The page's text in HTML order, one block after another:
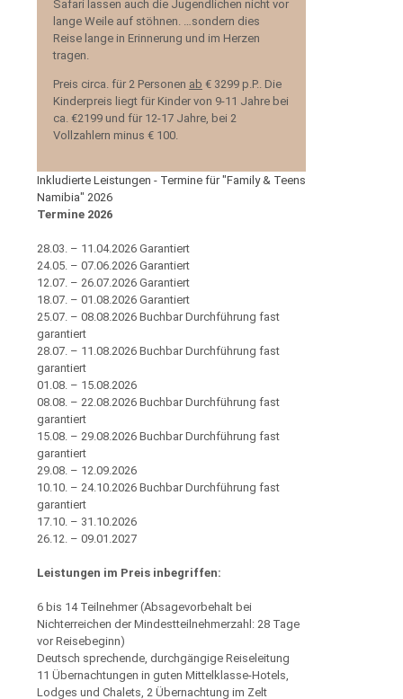
Safari lassen auch die Jugendlichen nicht vor
lange Weile auf stöhnen. …sondern dies
Reise lange in Erinnerung und im Herzen
tragen.
Preis circa. für 2 Personen ab € 3299 p.P.. Die
Kinderpreis liegt für Kinder von 9-11 Jahre bei
ca. €2199 und für 12-17 Jahre, bei 2
Vollzahlern minus € 100.
Inkludierte Leistungen - Termine für "Family & Teens
Namibia" 2026
Termine 2026
28.03. – 11.04.2026 Garantiert
24.05. – 07.06.2026 Garantiert
12.07. – 26.07.2026 Garantiert
18.07. – 01.08.2026 Garantiert
25.07. – 08.08.2026 Buchbar Durchführung fast
garantiert
28.07. – 11.08.2026 Buchbar Durchführung fast
garantiert
01.08. – 15.08.2026
08.08. – 22.08.2026 Buchbar Durchführung fast
garantiert
15.08. – 29.08.2026 Buchbar Durchführung fast
garantiert
29.08. – 12.09.2026
10.10. – 24.10.2026 Buchbar Durchführung fast
garantiert
17.10. – 31.10.2026
26.12. – 09.01.2027
Leistungen im Preis inbegriffen:
6 bis 14 Teilnehmer (Absagevorbehalt bei
Nichterreichen der Mindestteilnehmerzahl: 28 Tage
vor Reisebeginn)
Deutsch sprechende, durchgängige Reiseleitung
11 Übernachtungen in guten Mittelklasse-Hotels,
Lodges und Chalets, 2 Übernachtung im Zelt